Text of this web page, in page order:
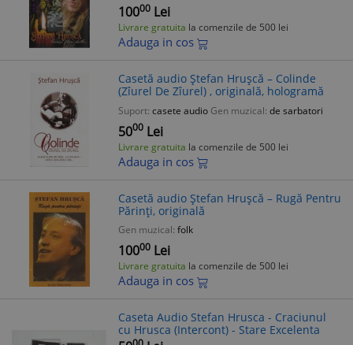
10000 Lei
Livrare gratuita la comenzile de 500 lei
Adauga in cos
Casetă audio Ștefan Hrușcă ‎– Colinde
(Zîurel De Zîurel) , originală, hologramă
Suport: casete audio Gen muzical: de sarbatori
5000 Lei
Livrare gratuita la comenzile de 500 lei
Adauga in cos
Casetă audio Ștefan Hrușcă ‎– Rugă Pentru
Părinți, originală
Gen muzical: folk
10000 Lei
Livrare gratuita la comenzile de 500 lei
Adauga in cos
Caseta Audio Stefan Hrusca - Craciunul
cu Hrusca (Intercont) - Stare Excelenta